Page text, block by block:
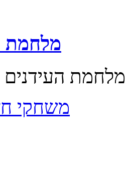
מלחמת
משחקי